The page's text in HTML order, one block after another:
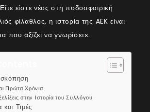
είστε νέος στη ποδοσφαιρική
φίλαθλος, η ιστορία της AEK είναι
που αξίζει να γνωρίσετε.
Πρώτα Χρόνια
στην Ιστορία του Συλλόγου
και Τιμές